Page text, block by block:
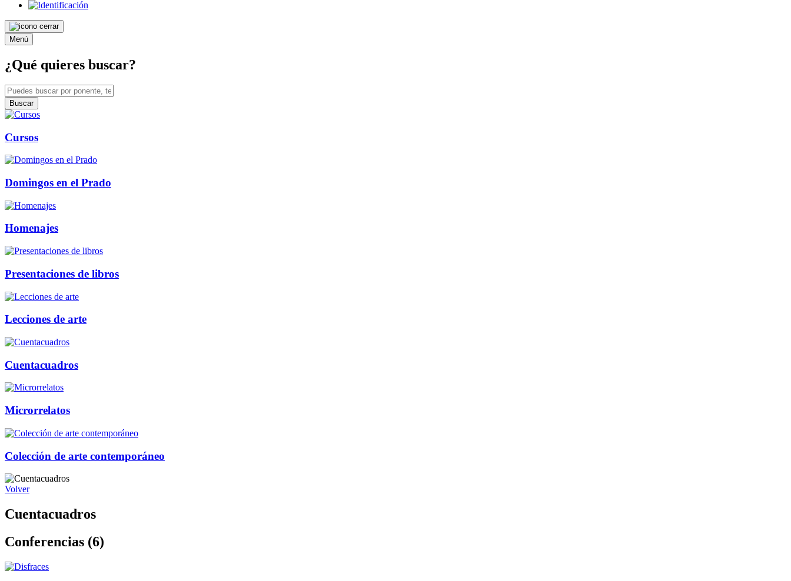
Menú
¿Qué quieres buscar?
Buscar
Cursos
Domingos en el Prado
Homenajes
Presentaciones de libros
Lecciones de arte
Cuentacuadros
Microrrelatos
Colección de arte contemporáneo
Volver
Cuentacuadros
Conferencias (6)